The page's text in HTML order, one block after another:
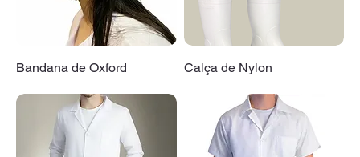
Bandana de Oxford Calça de Nylon